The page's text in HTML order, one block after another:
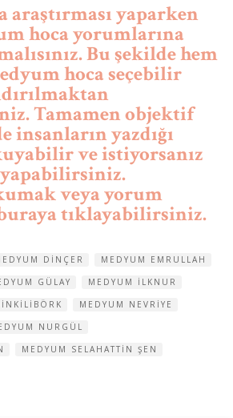
araştırması yaparken
hoca yorumlarına
Bu şekilde hem
hoca seçebilir
Tamamen objektif
insanların yazdığı
ve istiyorsanız
veya yorum
tıklayabilirsiniz.
DINÇER
MEDYUM EMRULLAH
GÜLAY
MEDYUM ILKNUR
MEDYUM NEVRIYE
NURGÜL
MEDYUM SELAHATTIN ŞEN